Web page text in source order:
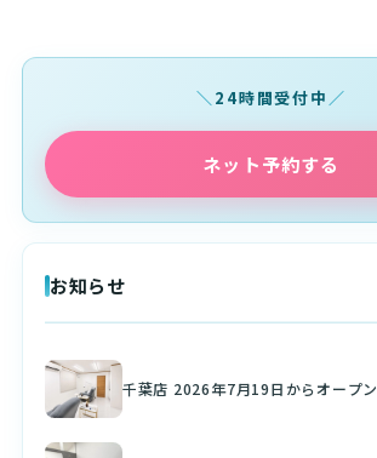
24時間受付中
ネット予約する
お知らせ
千葉店 2026年7月19日からオープン